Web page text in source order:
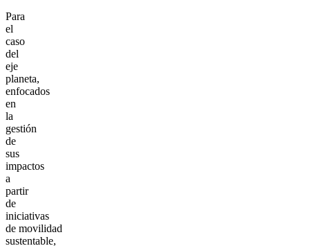
Para
el
caso
del
eje
planeta,
enfocados
en
la
gestión
de
sus
impactos
a
partir
de
iniciativas
de movilidad
sustentable,